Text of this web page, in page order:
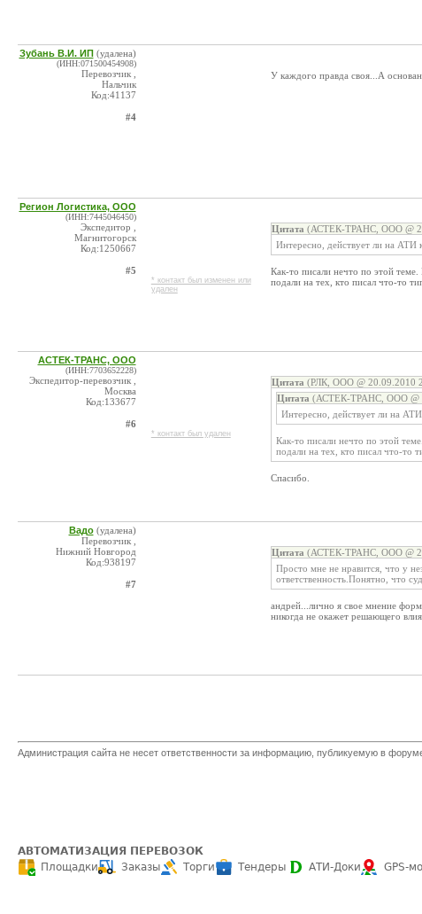
Зубань В.И. ИП (удалена)
(ИНН:071500454908)
Перевозчик ,
Нальчик
Код:41137
#4
У каждого правда своя...А
Регион Логистика, ООО
(ИНН:7445046450)
Экспедитор ,
Магнитогорск
Код:1250667
#5
* контакт был изменен или
удален
Цитата (АСТЕК-ТРАНС, ООО @
Интересно, действует ли на АТИ
Как-то писали нечто по этой
подали на тех, кто писал что-то
АСТЕК-ТРАНС, ООО
(ИНН:7703652228)
Экспедитор-перевозчик ,
Москва
Код:133677
#6
* контакт был удален
Цитата (РЛК, ООО @ 20.09.2010
Цитата (АСТЕК-ТРАНС, ООО @
Интересно, действует ли на АТИ
Как-то писали нечто по этой
подали на тех, кто писал что-то
Спасибо.
Вадо (удалена)
Перевозчик ,
Нижний Новгород
Код:938197
#7
Цитата (АСТЕК-ТРАНС, ООО @
Просто мне не нравится, что у
ответственность.Понятно, что
андрей...лично я свое мнение
никогда не окажет решающего
Администрация сайта не несет ответственности за информацию, публикуемую в
АВТОМАТИЗАЦИЯ ПЕРЕВОЗОК
Площадки
Заказы Торги Тендеры АТИ-Доки GPS-